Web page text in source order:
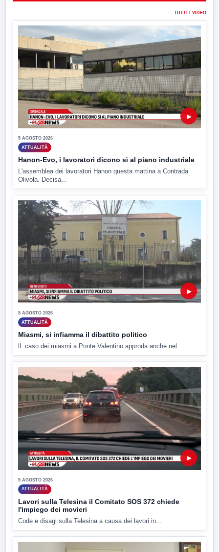
TUTTI I VIDEO
▶
5 AGOSTO 2026
ATTUALITÀ
Hanon-Evo, i lavoratori dicono sì al piano industriale
L'assemblea dei lavoratori Hanon questa mattina a Contrada
Olivola. Decisa...
▶
5 AGOSTO 2026
ATTUALITÀ
Miasmi, si infiamma il dibattito politico
lL caso dei miasmi a Ponte Valentino approda anche nel...
▶
5 AGOSTO 2026
ATTUALITÀ
Lavori sulla Telesina il Comitato SOS 372 chiede
l'impiego dei movieri
Code e disagi sulla Telesina a causa dei lavori in...